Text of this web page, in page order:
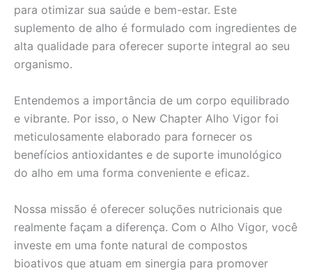
para otimizar sua saúde e bem-estar. Este
suplemento de alho é formulado com ingredientes de
alta qualidade para oferecer suporte integral ao seu
organismo.
Entendemos a importância de um corpo equilibrado
e vibrante. Por isso, o New Chapter Alho Vigor foi
meticulosamente elaborado para fornecer os
benefícios antioxidantes e de suporte imunológico
do alho em uma forma conveniente e eficaz.
Nossa missão é oferecer soluções nutricionais que
realmente façam a diferença. Com o Alho Vigor, você
investe em uma fonte natural de compostos
bioativos que atuam em sinergia para promover